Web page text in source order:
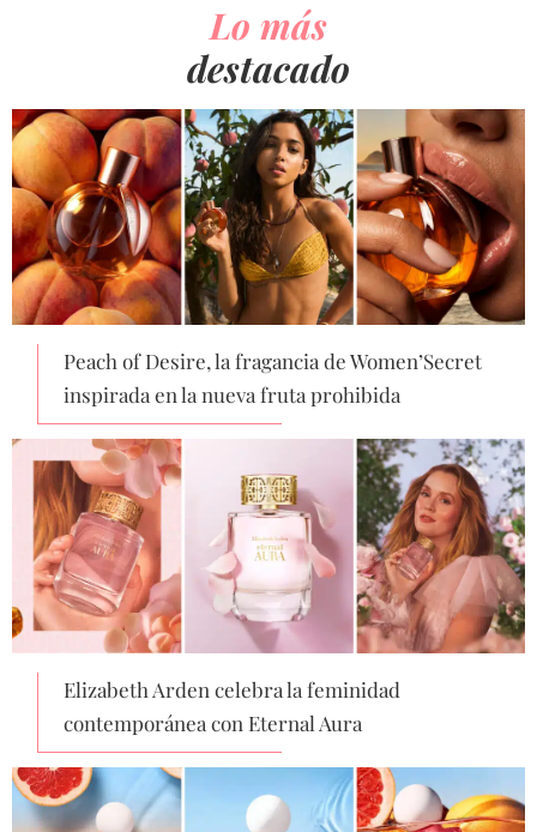
Lo más
destacado
Peach of Desire, la fragancia de Women’Secret
inspirada en la nueva fruta prohibida
Elizabeth Arden celebra la feminidad
contemporánea con Eternal Aura